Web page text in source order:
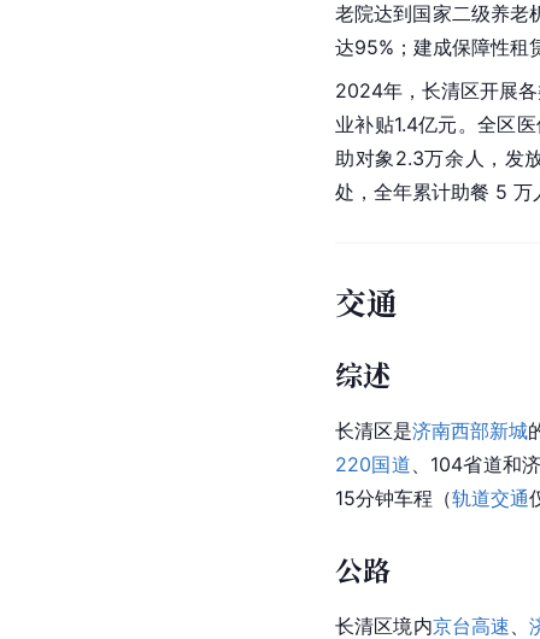
老院达到国家二级养老
达95%；建成保障性
2024年，长清区开展
业补贴1.4亿元。全区
助对象2.3万余人，发
处，全年累计助餐 5
交通
综述
长清区是济南西部新城
220国道、104省道和
15分钟车程（轨道交通
公路
长清区境内京台高速、